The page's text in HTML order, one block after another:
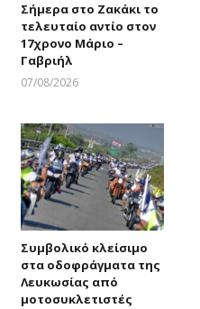
Σήμερα στο Ζακάκι το
τελευταίο αντίο στον
17χρονο Μάριο –
Γαβριήλ
07/08/2026
Συμβολικό κλείσιμο
στα οδοφράγματα της
Λευκωσίας από
μοτοσυκλετιστές